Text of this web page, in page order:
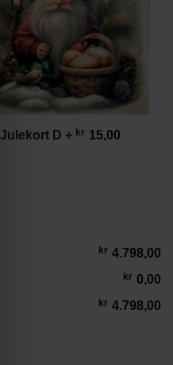
Julekort D + kr 15,00
kr 4.798,00
kr 0,00
kr 4.798,00